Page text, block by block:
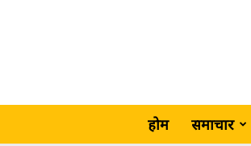
होम समाचार